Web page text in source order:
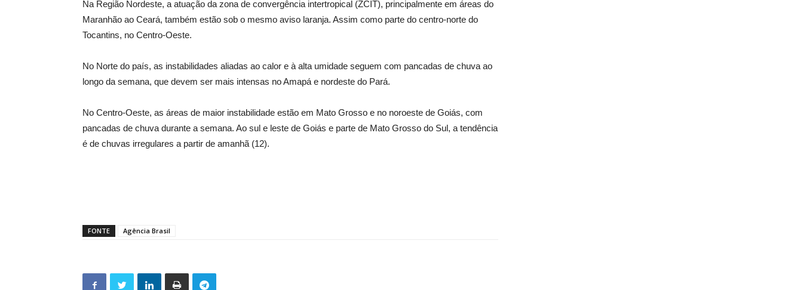
Na Região Nordeste, a atuação da zona de convergência intertropical (ZCIT), principalmente em áreas do
Maranhão ao Ceará, também estão sob o mesmo aviso laranja. Assim como parte do centro-norte do
Tocantins, no Centro-Oeste.
No Norte do país, as instabilidades aliadas ao calor e à alta umidade seguem com pancadas de chuva ao
longo da semana, que devem ser mais intensas no Amapá e nordeste do Pará.
No Centro-Oeste, as áreas de maior instabilidade estão em Mato Grosso e no noroeste de Goiás, com
pancadas de chuva durante a semana. Ao sul e leste de Goiás e parte de Mato Grosso do Sul, a tendência
é de chuvas irregulares a partir de amanhã (12).
FONTE Agência Brasil